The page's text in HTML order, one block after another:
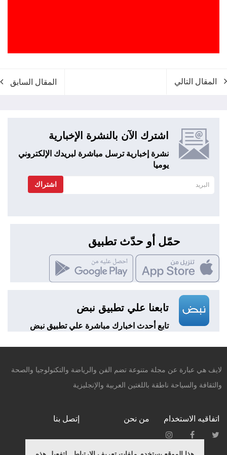
المقال التالي المقال السابق
اشترك الآن بالنشرة الإخبارية
نشرة إخبارية ترسل مباشرة لبريدك الإلكتروني
يوميا
اشتراك
حمّل أو حدّث تطبيق
تابعنا علي تطبيق نبض
تابع أحدث اخبارك مباشرة علي تطبيق نبض
لايف هي عبارة عن مجلة متنوعة تضم الفن والرياضة والتكنولوجيا والصحة
والثقافة والسياحة ناطقة باللغتين العربية والإنجليزية
اتفاقيه الاستخدام من نحن إتصل بنا